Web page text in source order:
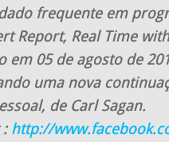
frequente em
Report, Real Time
em 05 de agosto de
uma nova
de Carl Sagan.
: http://